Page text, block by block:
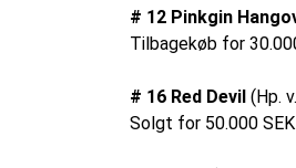
# 12 Pinkgin
Tilbagekøb for
# 16 Red Devil (Hp.
Solgt for 50.000 SEK